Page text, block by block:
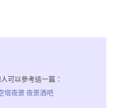
可以參考這一篇：
夜景 夜景酒吧